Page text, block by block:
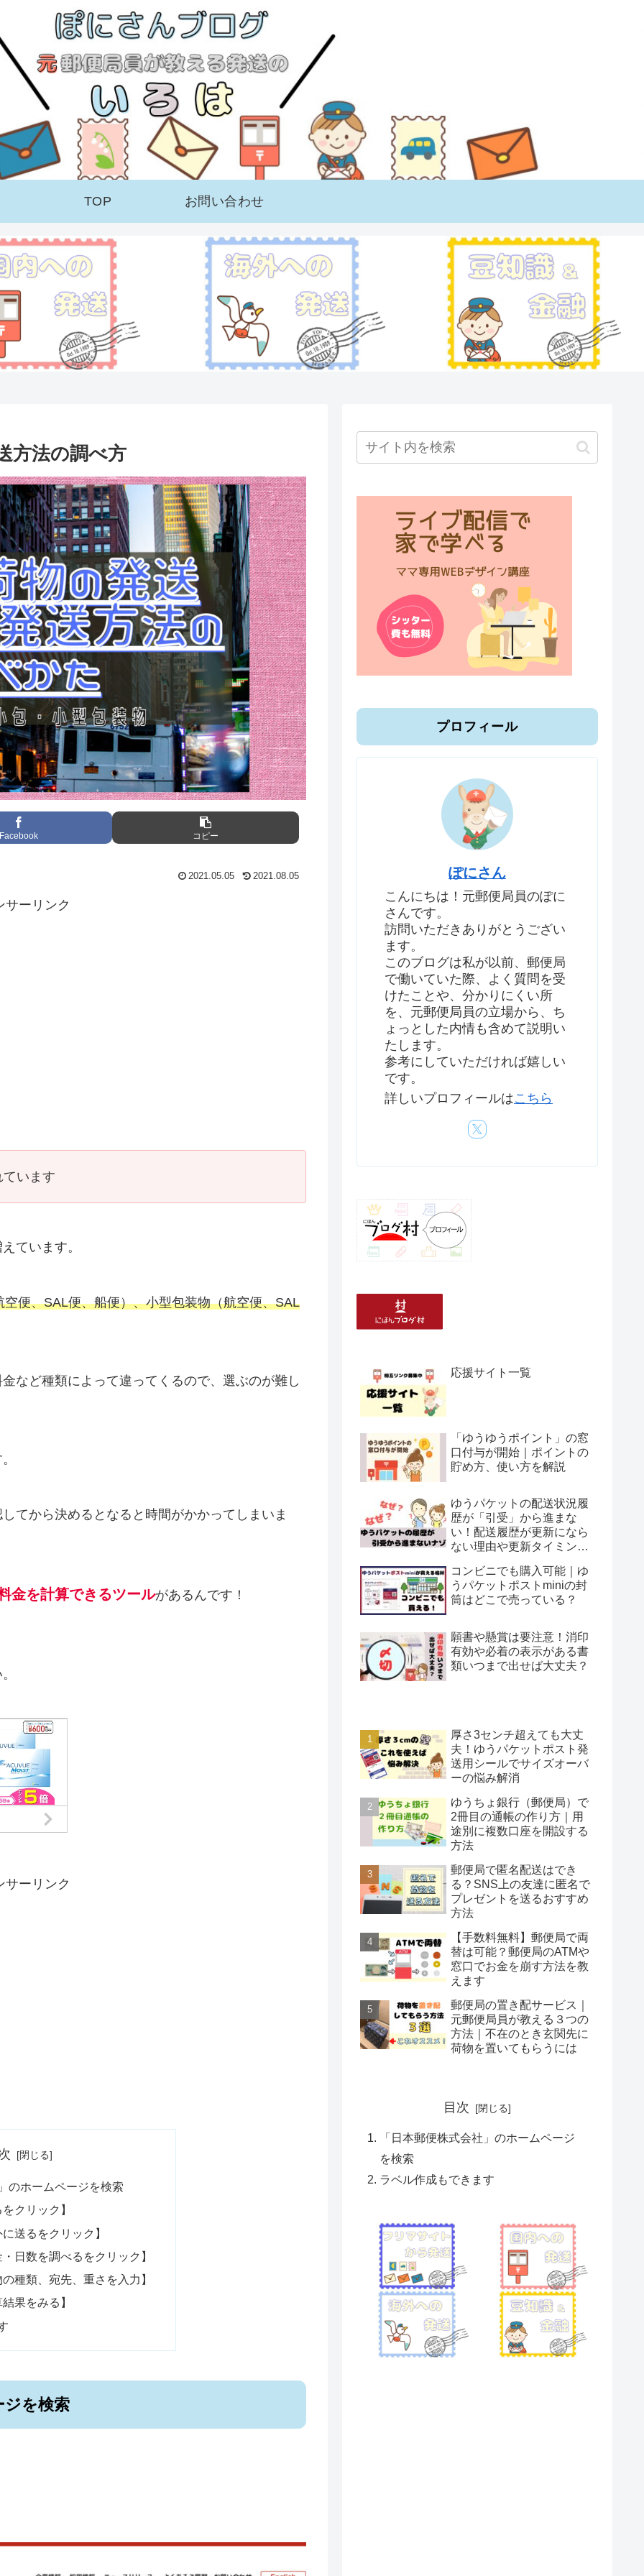
TOP お問い合わせ
方法の調べ方
Facebook コピー
2021.05.05 2021.08.05
サーリンク
います
ています。
便、SAL便、船便）、小型包装物（航空便、SAL
など種類によって違ってくるので、選ぶのが難し
てから決めるとなると時間がかかってしまいま
金を計算できるツールがあるんです！
サーリンク
のホームページを検索
クリック】
送るをクリック】
日数を調べるをクリック】
種類、宛先、重さを入力】
果をみる】
ジを検索
プロフィール
ぽにさん
こんにちは！元郵便局員のぽに
さんです。
訪問いただきありがとうござい
ます。
このブログは私が以前、郵便局
で働いていた際、よく質問を受
けたことや、分かりにくい所
を、元郵便局員の立場から、ち
ょっとした内情も含めて説明い
たします。
参考にしていただければ嬉しい
です。
詳しいプロフィールはこちら
応援サイト一覧
「ゆうゆうポイント」の窓
口付与が開始｜ポイントの
貯め方、使い方を解説
ゆうパケットの配送状況履
歴が「引受」から進まな
い！配送履歴が更新になら
ない理由や更新タイミング
コンビニでも購入可能｜ゆ
うパケットポストminiの封
筒はどこで売っている？
願書や懸賞は要注意！消印
有効や必着の表示がある書
類いつまで出せば大丈夫？
厚さ3センチ超えても大丈
夫！ゆうパケットポスト発
送用シールでサイズオーバ
ーの悩み解消
ゆうちょ銀行（郵便局）で
2冊目の通帳の作り方｜用
途別に複数口座を開設する
方法
郵便局で匿名配送はでき
る？SNS上の友達に匿名で
プレゼントを送るおすすめ
方法
【手数料無料】郵便局で両
替は可能？郵便局のATMや
窓口でお金を崩す方法を教
えます
郵便局の置き配サービス｜
元郵便局員が教える３つの
方法｜不在のとき玄関先に
荷物を置いてもらうには
目次
「日本郵便株式会社」のホームページ
を検索
ラベル作成もできます